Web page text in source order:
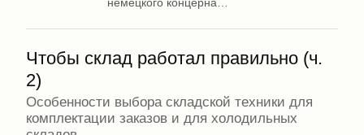
Чтобы склад работал правильно (ч.
2)
Особенности выбора складской техники для
комплектации заказов и для холодильных